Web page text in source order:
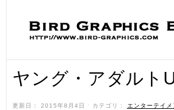
ヤング・アダルト
更新日： 2015年8月4日 ˑ カテゴリ： エンターテイメ